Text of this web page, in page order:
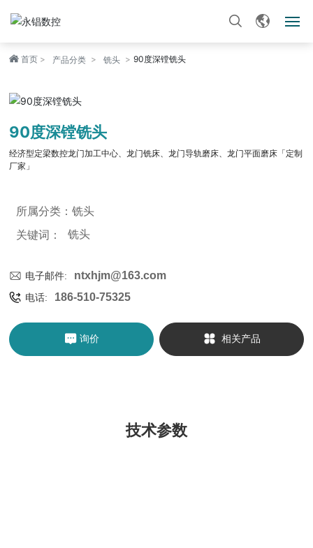
首页
关于我们
产品中心
新闻资讯
生产设备
联系我们
首页 产品分类 铣头 90度深镗铣头
90度深镗铣头
经济型定梁数控龙门加工中心、龙门铣床、龙门导轨磨床、龙门平面磨床「定制
厂家」
所属分类：铣头
关键词：
铣头
电子邮件: ntxhjm@163.com
电话: 186-510-75325
询价 相关产品
技术参数